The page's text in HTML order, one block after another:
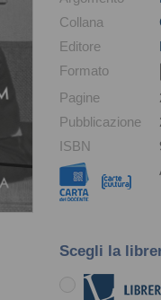
Collana
Editore
Formato
Pagine
Pubblicazione
ISBN
Scegli la